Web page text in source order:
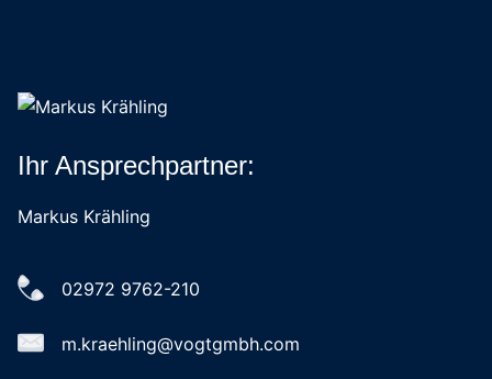
Ihr Ansprechpartner:
Markus Krähling
02972 9762-210
m.kraehling@vogtgmbh.com